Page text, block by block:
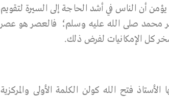
أن الناس في أشد الحاجة إلى السيرة لتقويم
محمد صلى الله عليه وسلم؛ فالعصر هو عصر
كل الإمكانيات لفرض ذلك.
فتح الله كولن الكلمة الأولى والمركزية